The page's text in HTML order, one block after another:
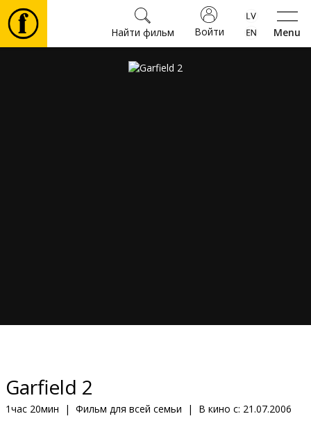
Menu
Войти
Найти фильм
Клуб
Garfield 2
1час 20мин | Фильм для всей семьи | В кино с: 21.07.2006